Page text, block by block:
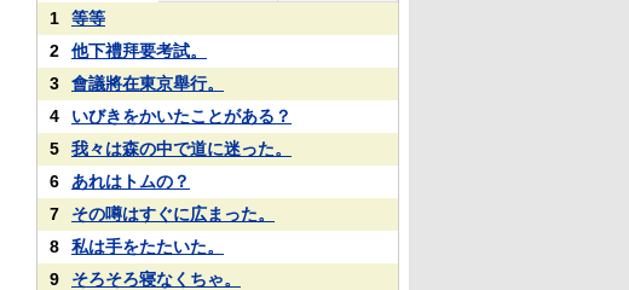
1
等等
2
他下禮拜要考試。
3
會議將在東京舉行。
4
いびきをかいたことがある？
5
我々は森の中で道に迷った。
6
あれはトムの？
7
その噂はすぐに広まった。
8
私は手をたたいた。
9
そろそろ寝なくちゃ。